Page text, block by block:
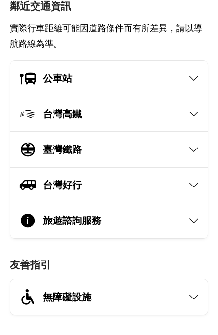
鄰近交通資訊
實際行車距離可能因道路條件而有所差異，請以導
航路線為準。
公車站
台灣高鐵
臺灣鐵路
台灣好行
旅遊諮詢服務
友善指引
無障礙設施